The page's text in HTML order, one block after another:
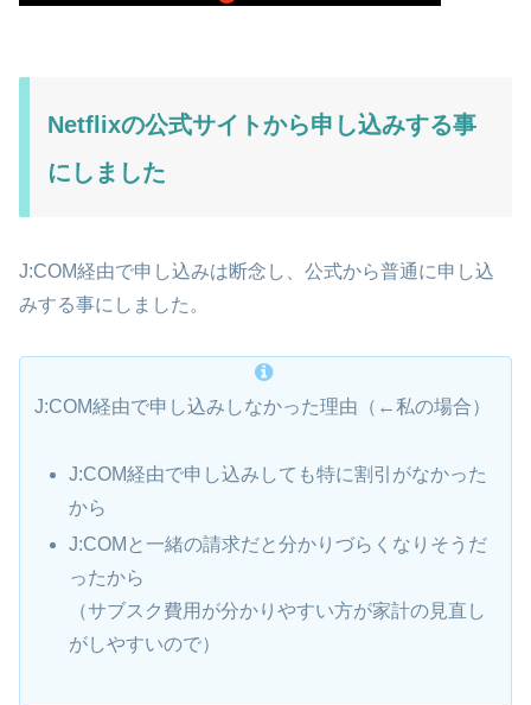
Netflixの公式サイトから申し込みする事
にしました
J:COM経由で申し込みは断念し、公式から普通に申し込
みする事にしました。
J:COM経由で申し込みしなかった理由（←私の場合）
J:COM経由で申し込みしても特に割引がなかった
から
J:COMと一緒の請求だと分かりづらくなりそうだ
ったから
（サブスク費用が分かりやすい方が家計の見直し
がしやすいので）